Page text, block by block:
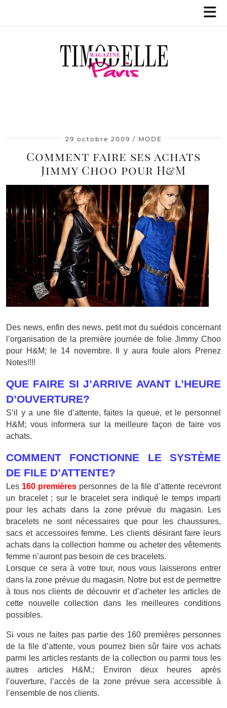
29 octobre 2009 MODE
Comment faire ses achats
Jimmy Choo pour H&M
Des news, enfin des news, petit mot du suédois concernant
l’organisation de la première journée de folie Jimmy Choo
pour H&M; le 14 novembre. Il y aura foule alors Prenez
Notes!!!!
QUE FAIRE SI J’ARRIVE AVANT L’HEURE
D’OUVERTURE?
S‘il y a une file d’attente, faites la queue, et le personnel
H&M; vous informera sur la meilleure façon de faire vos
achats.
COMMENT FONCTIONNE LE SYSTÈME
DE FILE D’ATTENTE?
Les 160 premières personnes de la file d’attente recevront
un bracelet ; sur le bracelet sera indiqué le temps imparti
pour les achats dans la zone prévue du magasin. Les
bracelets ne sont nécessaires que pour les chaussures,
sacs et accessoires femme. Les clients désirant faire leurs
achats dans la collection homme ou acheter des vêtements
femme n’auront pas besoin de ces bracelets.
Lorsque ce sera à votre tour, nous vous laisserons entrer
dans la zone prévue du magasin. Notre but est de permettre
à tous nos clients de découvrir et d’acheter les articles de
cette nouvelle collection dans les meilleures conditions
possibles.
Si vous ne faites pas partie des 160 premières personnes
de la file d’attente, vous pourrez bien sûr faire vos achats
parmi les articles restants de la collection ou parmi tous les
autres articles H&M.; Environ deux heures après
l’ouverture, l’accès de la zone prévue sera accessible à
l’ensemble de nos clients.